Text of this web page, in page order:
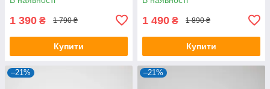
1 390 ₴ 1 790 ₴
Купити
1 490 ₴ 1 890 ₴
Купити
–21% –21%